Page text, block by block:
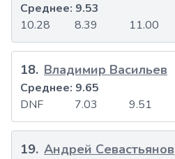
10.28 8.39 11.00
Среднее: 9.53
18. Владимир Васильев
DNF 7.03 9.51
Среднее: 9.65
19. Андрей Севастьянов